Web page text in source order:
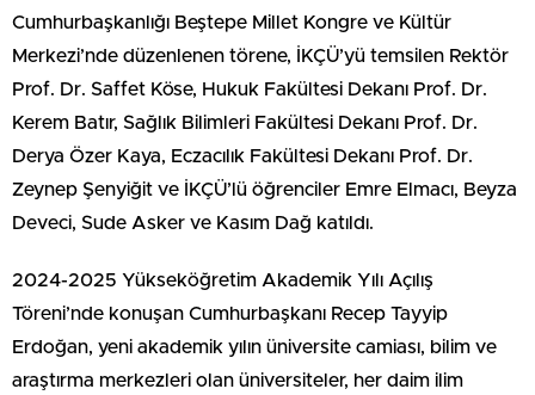
Cumhurbaşkanlığı Beştepe Millet Kongre ve Kültür
Merkezi’nde düzenlenen törene, İKÇÜ’yü temsilen Rektör
Prof. Dr. Saffet Köse, Hukuk Fakültesi Dekanı Prof. Dr.
Kerem Batır, Sağlık Bilimleri Fakültesi Dekanı Prof. Dr.
Derya Özer Kaya, Eczacılık Fakültesi Dekanı Prof. Dr.
Zeynep Şenyiğit ve İKÇÜ’lü öğrenciler Emre Elmacı, Beyza
Deveci, Sude Asker ve Kasım Dağ katıldı.
2024-2025 Yükseköğretim Akademik Yılı Açılış
Töreni’nde konuşan Cumhurbaşkanı Recep Tayyip
Erdoğan, yeni akademik yılın üniversite camiası, bilim ve
araştırma merkezleri olan üniversiteler, her daim ilim